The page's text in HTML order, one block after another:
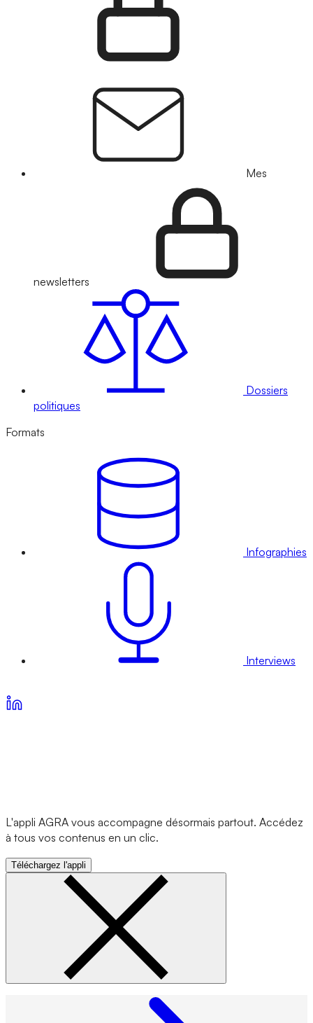
Mes
newsletters
Dossiers
politiques
Formats
Infographies
Interviews
L'appli AGRA vous accompagne désormais partout. Accédez
à tous vos contenus en un clic.
Téléchargez l'appli